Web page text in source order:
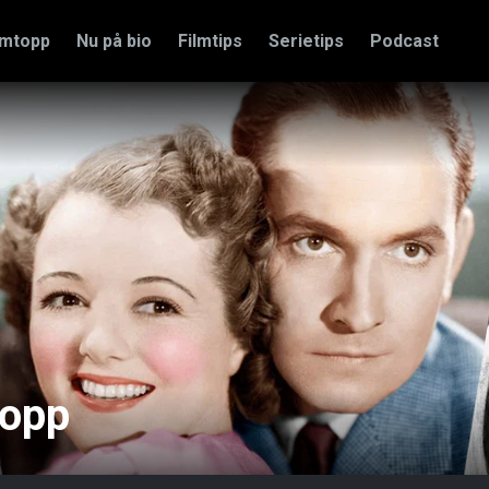
Nu på bio Filmtips Serietips Podcast